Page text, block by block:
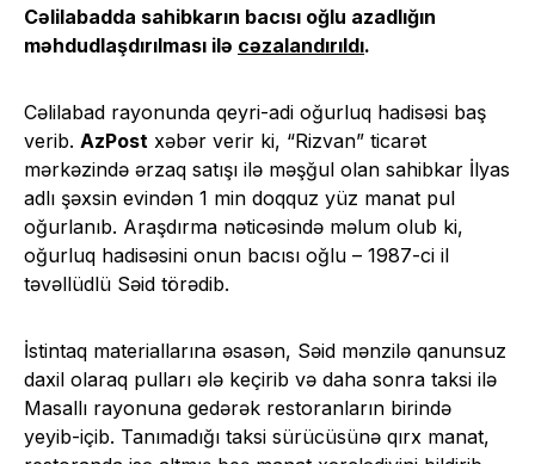
Cəlilabadda sahibkarın bacısı oğlu azadlığın
məhdudlaşdırılması ilə cəzalandırıldı.
Cəlilabad rayonunda qeyri-adi oğurluq hadisəsi baş
verib. AzPost xəbər verir ki, “Rizvan” ticarət
mərkəzində ərzaq satışı ilə məşğul olan sahibkar İlyas
adlı şəxsin evindən 1 min doqquz yüz manat pul
oğurlanıb. Araşdırma nəticəsində məlum olub ki,
oğurluq hadisəsini onun bacısı oğlu – 1987-ci il
təvəllüdlü Səid törədib.
İstintaq materiallarına əsasən, Səid mənzilə qanunsuz
daxil olaraq pulları ələ keçirib və daha sonra taksi ilə
Masallı rayonuna gedərək restoranların birində
yeyib-içib. Tanımadığı taksi sürücüsünə qırx manat,